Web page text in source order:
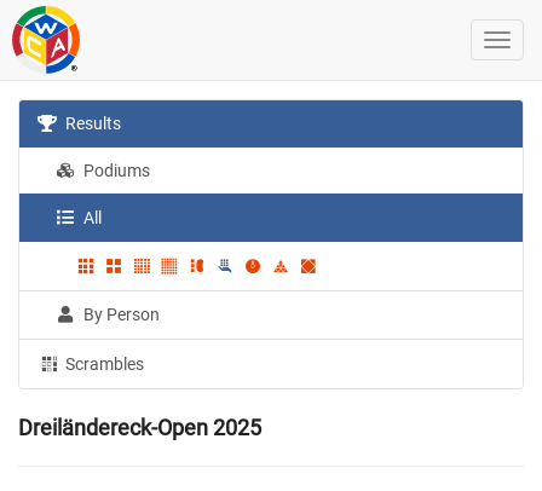
Results
Podiums
All
By Person
Scrambles
Dreiländereck-Open 2025